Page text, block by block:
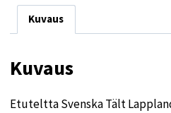
Kuvaus
Kuvaus
Etuteltta Svenska Tält